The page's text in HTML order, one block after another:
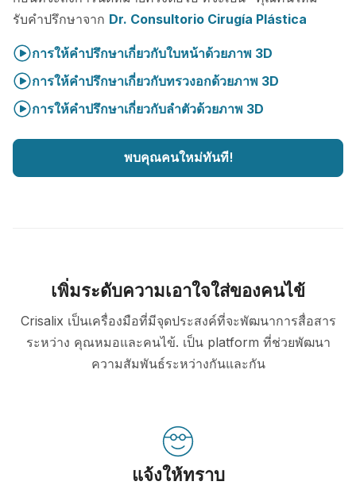
รับคำปรึกษาจาก Dr. Consultorio Cirugía Plástica
การให้คำปรึกษาเกี่ยวกับใบหน้าด้วยภาพ 3D
การให้คำปรึกษาเกี่ยวกับทรวงอกด้วยภาพ 3D
การให้คำปรึกษาเกี่ยวกับลำตัวด้วยภาพ 3D
พบคุณคนใหม่ทันที!
เพิ่มระดับความเอาใจใส่ของคนไข้
Crisalix เป็นเครื่องมือที่มีจุดประสงค์ที่จะพัฒนาการสื่อสาร
ระหว่าง คุณหมอและคนไข้. เป็น platform ที่ช่วยพัฒนา
ความสัมพันธ์ระหว่างกันและกัน
แจ้งให้ทราบ